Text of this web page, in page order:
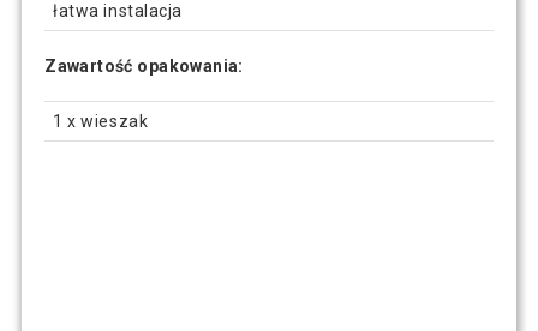
łatwa instalacja
Zawartość opakowania:
1 x wieszak